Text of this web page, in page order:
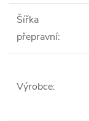
Šířka
přepravní:
Výrobce: